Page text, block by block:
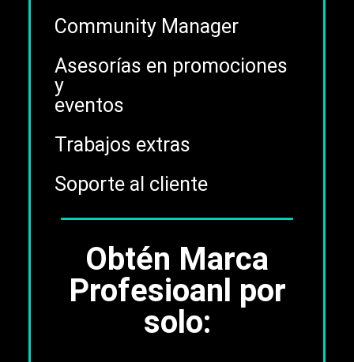
Community Manager
Asesorías en promociones
y
eventos
Trabajos extras
Soporte al cliente
Obtén Marca
Profesioanl por
solo: